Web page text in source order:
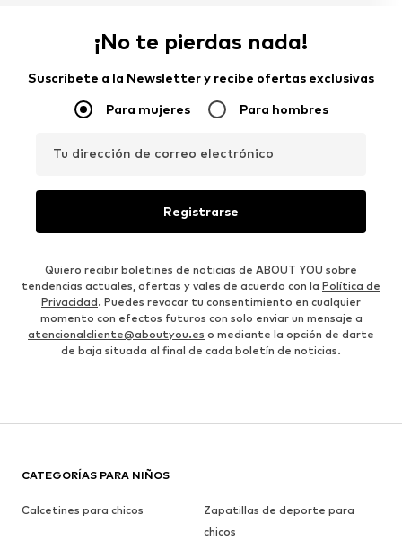
¡No te pierdas nada!
Suscríbete a la Newsletter y recibe ofertas exclusivas
Para mujeres Para hombres
Tu dirección de correo electrónico
Registrarse
Quiero recibir boletines de noticias de ABOUT YOU sobre
tendencias actuales, ofertas y vales de acuerdo con la Política de
Privacidad. Puedes revocar tu consentimiento en cualquier
momento con efectos futuros con solo enviar un mensaje a
atencionalcliente@aboutyou.es o mediante la opción de darte
de baja situada al final de cada boletín de noticias.
CATEGORÍAS PARA NIÑOS
Calcetines para chicos
Zapatillas de deporte para
chicos